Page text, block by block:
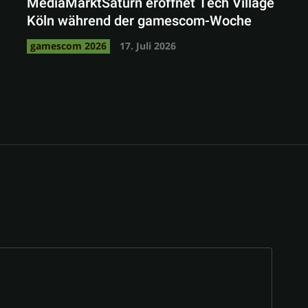
Köln während der gamescom-Woche
gamescom 2026 17. Juli 2026